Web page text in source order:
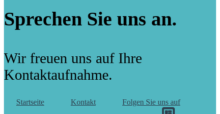
Sprechen Sie uns an.
Wir freuen uns auf Ihre
Kontaktaufnahme.
Startseite Kontakt Folgen Sie uns auf